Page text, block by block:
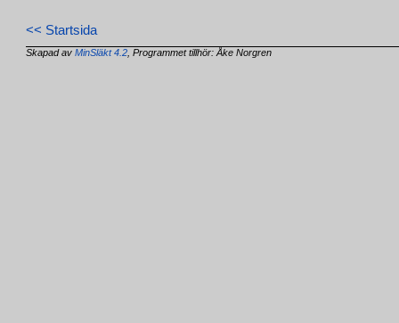
<< Startsida
Skapad avMinSläkt 4.2 , Programmet tillhör: Åke Norgren